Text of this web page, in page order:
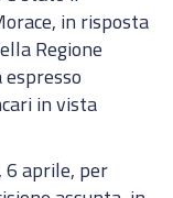
in risposta
Regione
in vista
6 aprile, per